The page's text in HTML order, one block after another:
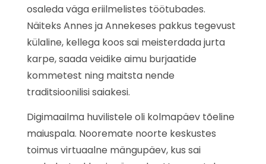
osaleda väga eriilmelistes töötubades.
Näiteks Annes ja Annekeses pakkus tegevust
külaline, kellega koos sai meisterdada jurta
karpe, saada veidike aimu burjaatide
kommetest ning maitsta nende
traditsioonilisi saiakesi.
Digimaailma huvilistele oli kolmapäev tõeline
maiuspala. Nooremate noorte keskustes
toimus virtuaalne mängupäev, kus sai